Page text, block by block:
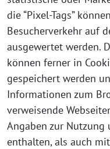
die “Pixel-Tags”
Besucherverkehr auf
ausgewertet werden.
können ferner in
gespeichert werden
Informationen zum
verweisende
Angaben zur Nutzung
enthalten, als auch